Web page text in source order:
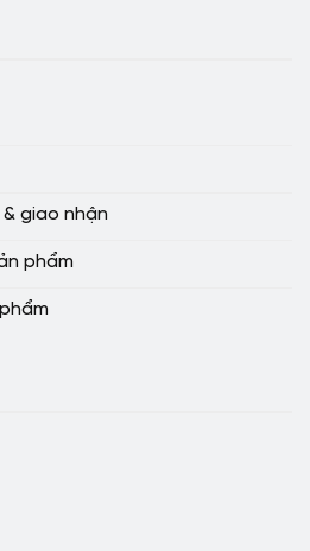
giao nhận
phẩm